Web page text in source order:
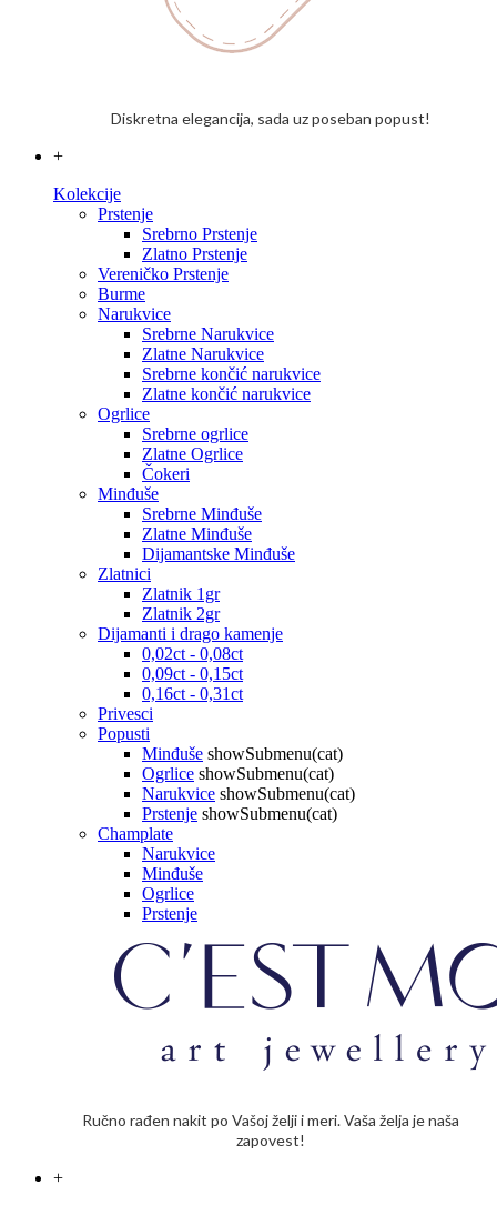
Diskretna elegancija, sada uz poseban popust!
+
Kolekcije
Prstenje
Srebrno Prstenje
Zlatno Prstenje
Vereničko Prstenje
Burme
Narukvice
Srebrne Narukvice
Zlatne Narukvice
Srebrne končić narukvice
Zlatne končić narukvice
Ogrlice
Srebrne ogrlice
Zlatne Ogrlice
Čokeri
Minđuše
Srebrne Minđuše
Zlatne Minđuše
Dijamantske Minđuše
Zlatnici
Zlatnik 1gr
Zlatnik 2gr
Dijamanti i drago kamenje
0,02ct - 0,08ct
0,09ct - 0,15ct
0,16ct - 0,31ct
Privesci
Popusti
Minđuše showSubmenu(cat)
Ogrlice showSubmenu(cat)
Narukvice showSubmenu(cat)
Prstenje showSubmenu(cat)
Champlate
Narukvice
Minđuše
Ogrlice
Prstenje
Ručno rađen nakit po Vašoj želji i meri. Vaša želja je naša
zapovest!
+